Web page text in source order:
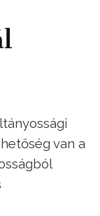
van a